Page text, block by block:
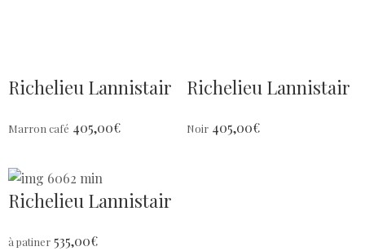
Richelieu Lannistair
Marron café 405,00€
Richelieu Lannistair
Noir 405,00€
Richelieu Lannistair
à patiner 535,00€